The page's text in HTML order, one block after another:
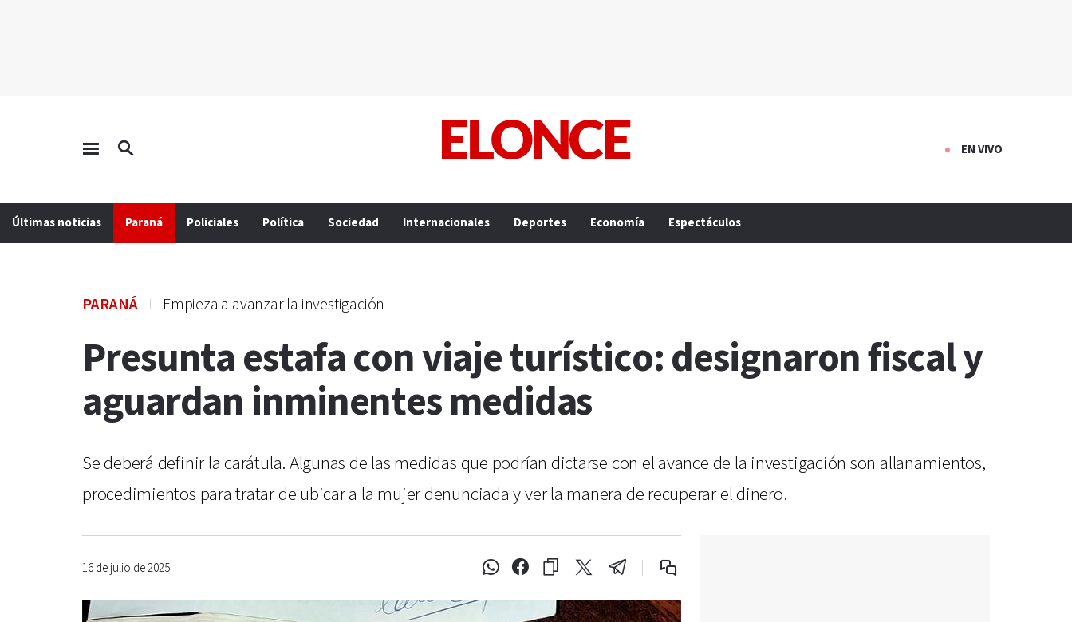
EN VIVO
Últimas noticias Paraná Policiales Política Sociedad Internacionales Deportes Economía Espectáculos
PARANÁ Empieza a avanzar la investigación
Presunta estafa con viaje turístico: designaron fiscal y
aguardan inminentes medidas
Se deberá definir la carátula. Algunas de las medidas que podrían dictarse con el avance de la investigación son allanamientos,
procedimientos para tratar de ubicar a la mujer denunciada y ver la manera de recuperar el dinero.
16 de julio de 2025